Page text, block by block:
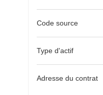
Code source
Type d'actif
Adresse du contrat